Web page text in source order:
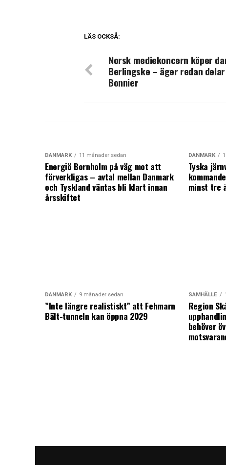
LÄS OCKSÅ:
Norsk mediekoncern köper
Berlingske – äger redan
Bonnier
DANMARK 11 månader sedan
Energiö Bornholm på väg mot att
förverkligas – avtal mellan Danmark
och Tyskland väntas bli klart innan
årsskiftet
DANMARK
Tyska
minst tre
DANMARK 9 månader sedan
”Inte längre realistiskt” att Fehmarn
Bält-tunneln kan öppna 2029
SAMHÄLLE
Region
behöver